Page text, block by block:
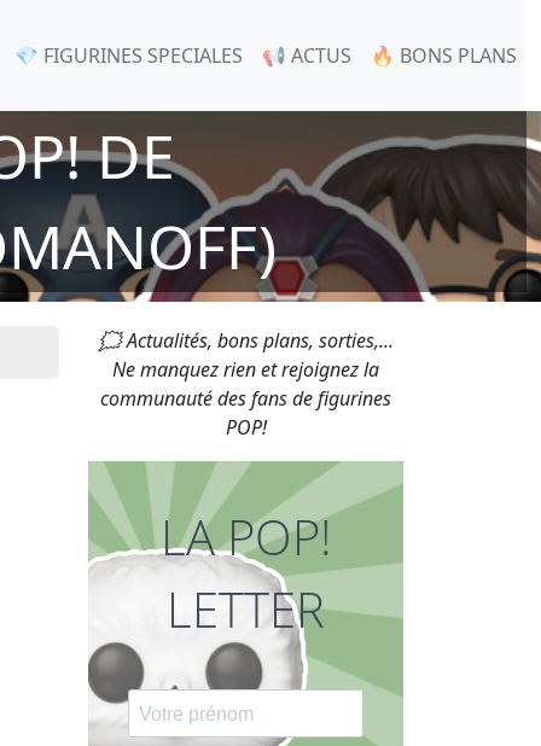
💎 FIGURINES SPECIALES 📢 ACTUS 🔥 BONS PLANS
DE
🗯 Actualités, bons plans, sorties,...
Ne manquez rien et rejoignez la
communauté des fans de figurines
POP!
LA POP!
LETTER